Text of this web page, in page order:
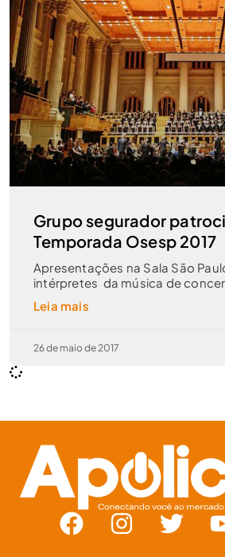
Grupo segurador
Temporada Osesp 2017
Apresentações na Sala São
intérpretes da música de
Leia mais
26 de maio de 2017